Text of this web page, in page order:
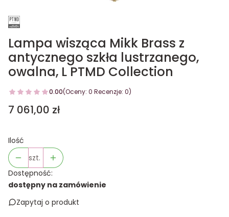
Lampa wisząca Mikk Brass z
antycznego szkła lustrzanego,
owalna, L PTMD Collection
0.00(Oceny: 0 Recenzje: 0)
Cena
7 061,00 zł
Ilość
szt.
Dostępność:
dostępny na zamówienie
Zapytaj o produkt